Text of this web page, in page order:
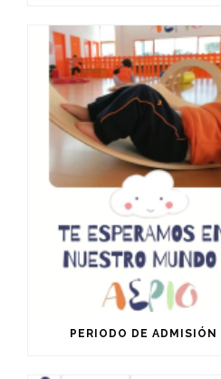
PERIODO DE